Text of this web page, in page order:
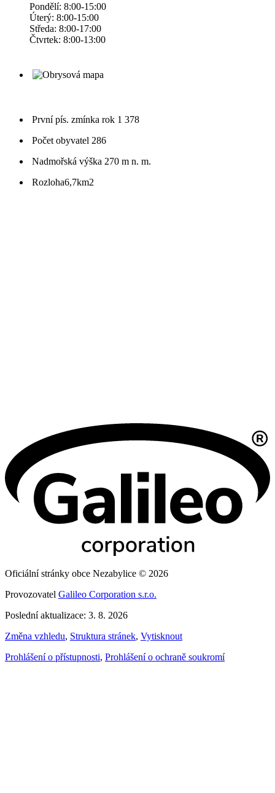
Pondělí: 8:00-15:00
Úterý: 8:00-15:00
Středa: 8:00-17:00
Čtvrtek: 8:00-13:00
První pís. zmínka rok 1 378
Počet obyvatel 286
Nadmořská výška 270 m n. m.
Rozloha6,7km2
Oficiální stránky obce Nezabylice © 2026
Provozovatel Galileo Corporation s.r.o.
Poslední aktualizace: 3. 8. 2026
Změna vzhledu, Struktura stránek, Vytisknout
Prohlášení o přístupnosti, Prohlášení o ochraně soukromí